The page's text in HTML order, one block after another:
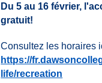
Du 5 au 16 février,
gratuit!
Consultez les horaires
https://
life/recreation